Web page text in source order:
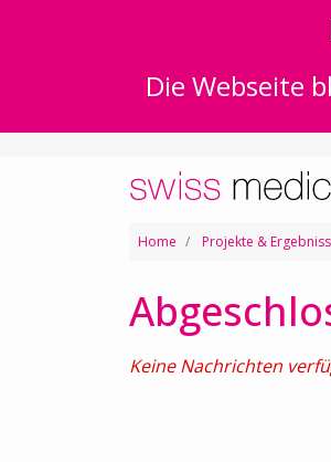
Die Webseite
Home Projekte &
Keine Nachrichten